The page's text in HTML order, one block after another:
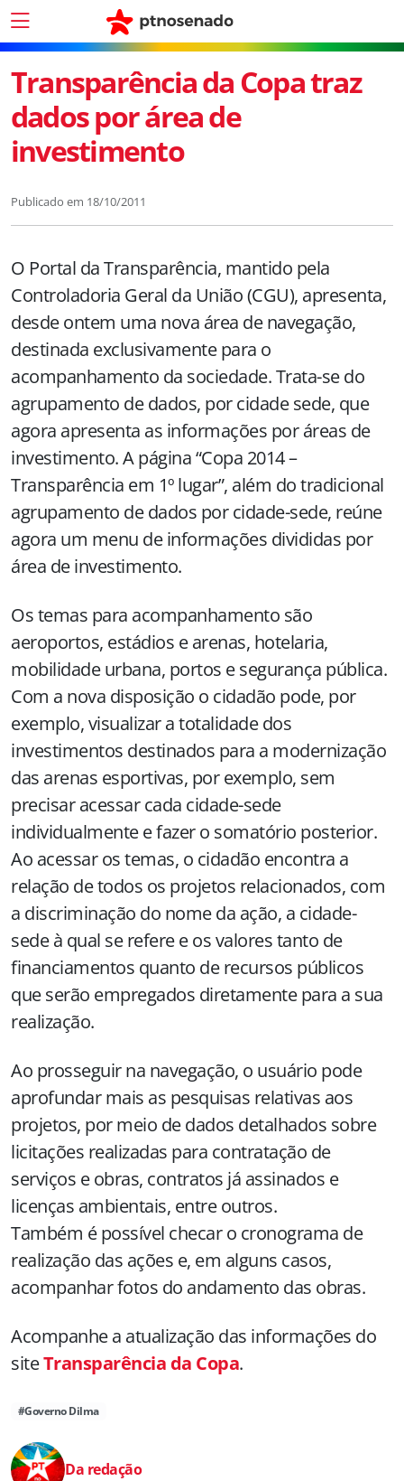
Transparência da Copa traz
dados por área de
investimento
Publicado em 18/10/2011
O Portal da Transparência, mantido pela
Controladoria Geral da União (CGU), apresenta,
desde ontem uma nova área de navegação,
destinada exclusivamente para o
acompanhamento da sociedade. Trata-se do
agrupamento de dados, por cidade sede, que
agora apresenta as informações por áreas de
investimento. A página “Copa 2014 –
Transparência em 1º lugar”, além do tradicional
agrupamento de dados por cidade-sede, reúne
agora um menu de informações divididas por
área de investimento.
Os temas para acompanhamento são
aeroportos, estádios e arenas, hotelaria,
mobilidade urbana, portos e segurança pública.
Com a nova disposição o cidadão pode, por
exemplo, visualizar a totalidade dos
investimentos destinados para a modernização
das arenas esportivas, por exemplo, sem
precisar acessar cada cidade-sede
individualmente e fazer o somatório posterior.
Ao acessar os temas, o cidadão encontra a
relação de todos os projetos relacionados, com
a discriminação do nome da ação, a cidade-
sede à qual se refere e os valores tanto de
financiamentos quanto de recursos públicos
que serão empregados diretamente para a sua
realização.
Ao prosseguir na navegação, o usuário pode
aprofundar mais as pesquisas relativas aos
projetos, por meio de dados detalhados sobre
licitações realizadas para contratação de
serviços e obras, contratos já assinados e
licenças ambientais, entre outros.
Também é possível checar o cronograma de
realização das ações e, em alguns casos,
acompanhar fotos do andamento das obras.
Acompanhe a atualização das informações do
siteTransparência da Copa.
#Governo Dilma
Da redação